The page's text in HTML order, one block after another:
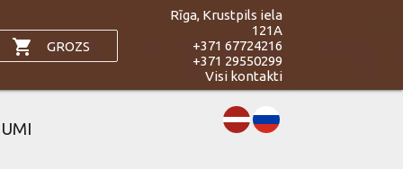
shopping_cart GROZS
Rīga, Krustpils iela
121A
+371 67724216
+371 29550299
Visi kontakti